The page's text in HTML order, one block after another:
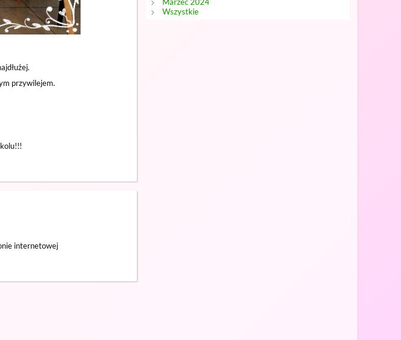
przywilejem.
internetowej
Wszystkie